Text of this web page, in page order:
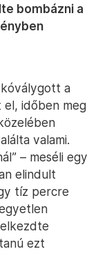
bombázni a
a
időben meg
valami.
– meséli egy
elindult
tíz percre
ezt